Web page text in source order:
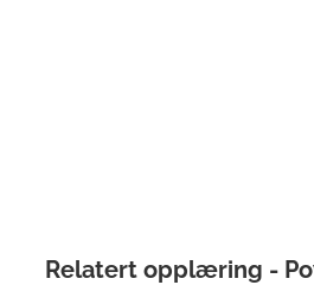
Relatert opplæring -